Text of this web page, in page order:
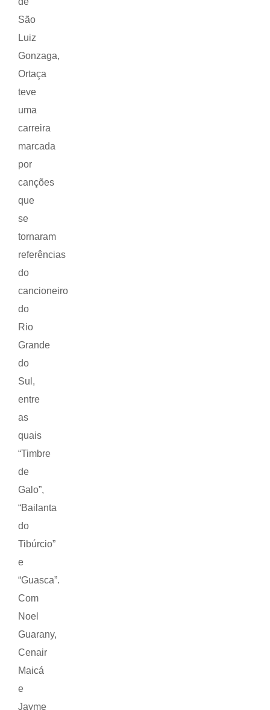
São
Luiz
Gonzaga,
Ortaça
teve
uma
carreira
marcada
por
canções
que
se
tornaram
referências
do
cancioneiro
do
Rio
Grande
do
Sul,
entre
as
quais
“Timbre
de
Galo”,
“Bailanta
do
Tibúrcio”
e
“Guasca”.
Com
Noel
Guarany,
Cenair
Maicá
e
Jayme